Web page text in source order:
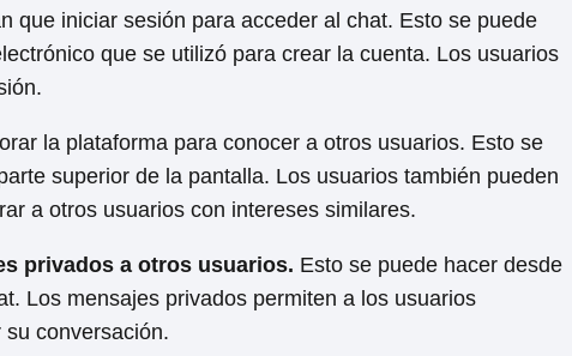
que iniciar sesión para acceder al chat. Esto se puede
que se utilizó para crear la cuenta. Los usuarios
la plataforma para conocer a otros usuarios. Esto se
superior de la pantalla. Los usuarios también pueden
a otros usuarios con intereses similares.
privados a otros usuarios. Esto se puede hacer desde
Los mensajes privados permiten a los usuarios
conversación.